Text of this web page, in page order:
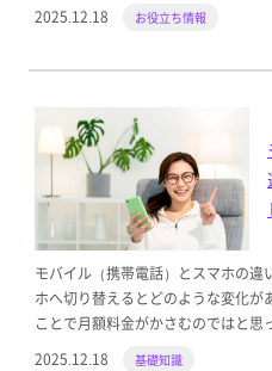
2025.12.18
お役立ち情報
モバイル（携帯電話）とスマホの
ホへ切り替えるとどのような変化
ことで月額料金がかさむのではと思
2025.12.18
基礎知識